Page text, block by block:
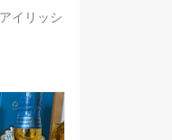
イリッシ